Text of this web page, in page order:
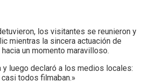
los visitantes se reunieron y
mientras la sincera actuación de
un momento maravilloso.
y luego declaró a los medios locales:
todos filmaban.»